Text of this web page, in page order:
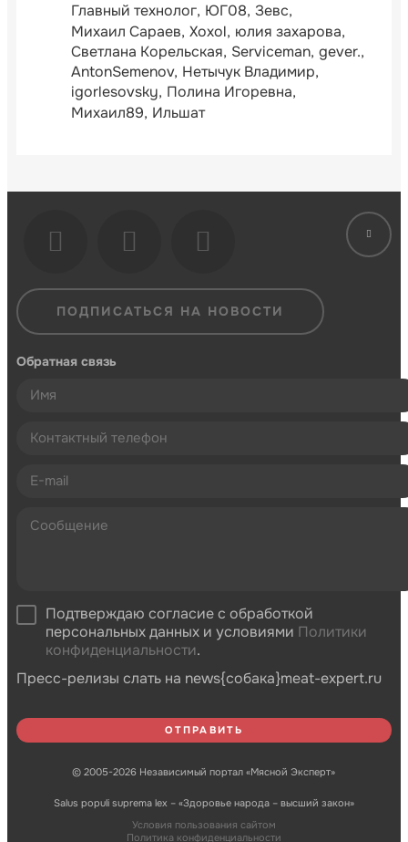
Главный технолог ЮГ08 Зевс
Михаил Сараев Xoxol юлия захарова
Светлана Корельская Serviceman gever.
AntonSemenov Нетычук Владимир
igorlesovsky Полина Игоревна
Михаил89 Ильшат
ПОДПИСАТЬСЯ НА НОВОСТИ
Обратная связь
Подтверждаю согласие с обработкой
персональных данных и условиями Политики
конфиденциальности.
Пресс-релизы слать на news{собака}meat-expert.ru
© 2005-2026 Независимый портал «Мясной Эксперт»
Salus populi suprema lex – «Здоровье народа – высший закон»
Условия пользования сайтом
Политика конфиденциальности